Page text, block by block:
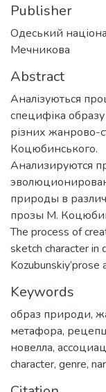
Publisher
Одеський
Мечникова
Abstract
Аналізуються
специфіка
різних жанрово-
Коцюбинського.
Анализируются
природы в
прозы М.
The process of
sketch character in
Kozubunskiy’prose
Keywords
образ природи,
метафора,
новелла,
character, genre,